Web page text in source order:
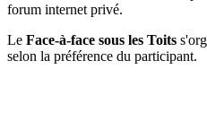
forum internet privé.
Le Face-à-face sous les Toits
selon la préférence du participant.